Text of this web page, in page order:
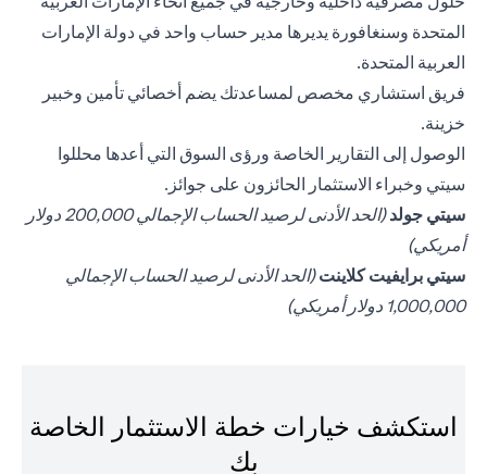
المتحدة وسنغافورة يديرها مدير حساب واحد في دولة الإمارات
العربية المتحدة.
فريق استشاري مخصص لمساعدتك يضم أخصائي تأمين وخبير
خزينة.
الوصول إلى التقارير الخاصة ورؤى السوق التي أعدها محللوا
سيتي وخبراء الاستثمار الحائزون على جوائز.
سيتي جولدopens in a new tab
(الحد الأدنى لرصيد الحساب الإجمالي 200,000 دولار
أمريكي)
سيتي برايفيت كلاينتopens in a new tab
(الحد الأدنى لرصيد الحساب الإجمالي
1,000,000 دولار أمريكي)
استكشف خيارات خطة الاستثمار الخاصة
بك